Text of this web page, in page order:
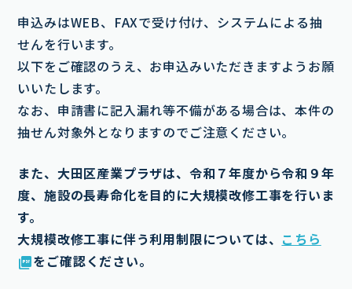
申込みはWEB、FAXで受け付け、システムによる抽
せんを行います。
以下をご確認のうえ、お申込みいただきますようお願
いいたします。
なお、申請書に記入漏れ等不備がある場合は、本件の
抽せん対象外となりますのでご注意ください。
また、大田区産業プラザは、令和７年度から令和９年
度、施設の長寿命化を目的に大規模改修工事を行いま
す。
大規模改修工事に伴う利用制限については、 こちら
をご確認ください。